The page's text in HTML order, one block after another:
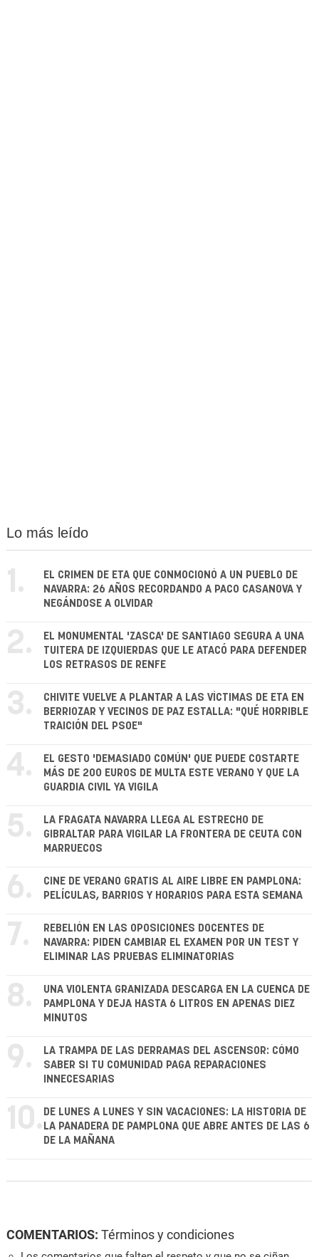
Lo más leído
1.
EL CRIMEN DE ETA QUE CONMOCIONÓ A UN PUEBLO DE
NAVARRA: 26 AÑOS RECORDANDO A PACO CASANOVA Y
NEGÁNDOSE A OLVIDAR
2.
EL MONUMENTAL 'ZASCA' DE SANTIAGO SEGURA A UNA
TUITERA DE IZQUIERDAS QUE LE ATACÓ PARA DEFENDER
LOS RETRASOS DE RENFE
3.
CHIVITE VUELVE A PLANTAR A LAS VÍCTIMAS DE ETA EN
BERRIOZAR Y VECINOS DE PAZ ESTALLA: "QUÉ HORRIBLE
TRAICIÓN DEL PSOE"
4.
EL GESTO 'DEMASIADO COMÚN' QUE PUEDE COSTARTE
MÁS DE 200 EUROS DE MULTA ESTE VERANO Y QUE LA
GUARDIA CIVIL YA VIGILA
5.
LA FRAGATA NAVARRA LLEGA AL ESTRECHO DE
GIBRALTAR PARA VIGILAR LA FRONTERA DE CEUTA CON
MARRUECOS
6.
CINE DE VERANO GRATIS AL AIRE LIBRE EN PAMPLONA:
PELÍCULAS, BARRIOS Y HORARIOS PARA ESTA SEMANA
7.
REBELIÓN EN LAS OPOSICIONES DOCENTES DE
NAVARRA: PIDEN CAMBIAR EL EXAMEN POR UN TEST Y
ELIMINAR LAS PRUEBAS ELIMINATORIAS
8.
UNA VIOLENTA GRANIZADA DESCARGA EN LA CUENCA DE
PAMPLONA Y DEJA HASTA 6 LITROS EN APENAS DIEZ
MINUTOS
9.
LA TRAMPA DE LAS DERRAMAS DEL ASCENSOR: CÓMO
SABER SI TU COMUNIDAD PAGA REPARACIONES
INNECESARIAS
10. DE LUNES A LUNES Y SIN VACACIONES: LA HISTORIA DE
LA PANADERA DE PAMPLONA QUE ABRE ANTES DE LAS 6
DE LA MAÑANA
COMENTARIOS: Términos y condiciones